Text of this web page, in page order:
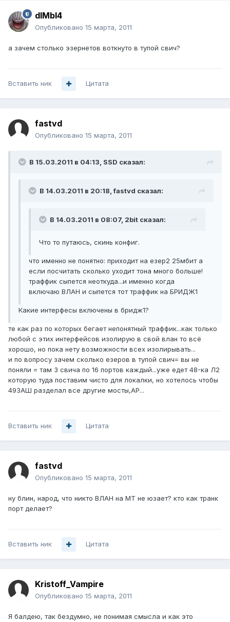
dIMbI4
Опубликовано 15 марта, 2011
а зачем столько эзернетов воткнуто в тупой свич?
Вставить ник Цитата
fastvd
Опубликовано 15 марта, 2011
В 15.03.2011 в 04:13, SSD сказал:
В 14.03.2011 в 20:18, fastvd сказал:
В 14.03.2011 в 08:07, 2bit сказал:
Что то путаюсь, скинь конфиг.
что именно не понятно: приходит на езер2 25мбит а
если посчитать сколько уходит тона много больше!
траффик сыпется неоткуда...и именно когда
включаю ВЛАН и сыпется тот траффик на БРИДЖ1
Какие интерфесы включены в бридж1?
те как раз по которых бегает непонятный траффик...как только
любой с этих интерфейсов изолирую в свой влан то всё
хорошо, но пока нету возможности всех изолирывать...
и по вопросу зачем сколько езеров в тупой свич= вы не
поняли = там 3 свича по 16 портов каждый...уже едет 48-ка Л2
которую туда поставим чисто для локалки, но хотелось чтобы
493АШ разделал все другие мосты,АР...
Вставить ник Цитата
fastvd
Опубликовано 15 марта, 2011
ну блин, народ, что никто ВЛАН на МТ не юзает? кто как транк
порт делает?
Вставить ник Цитата
Kristoff_Vampire
Опубликовано 15 марта, 2011
Я балдею, так бездумно, не понимая смысла и как это